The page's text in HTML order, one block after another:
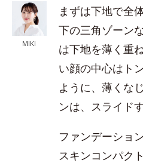
MIKI
まずは下地で全
下の三角ゾーン
は下地を薄く重
い顔の中心はト
ように、薄くな
ンは、スライド
ファンデーショ
スキンコンパク